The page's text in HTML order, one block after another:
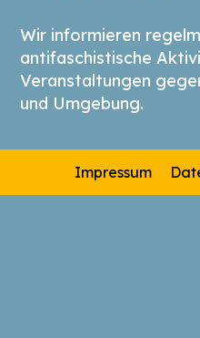
Wir informieren
antifaschistische
Veranstaltungen
und Umgebung.
Impressum